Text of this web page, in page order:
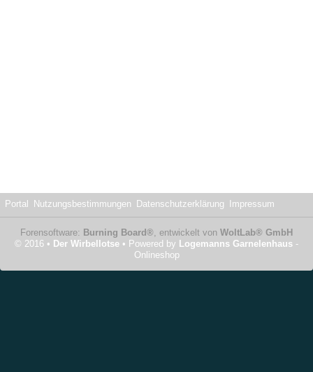
Portal Nutzungsbestimmungen Datenschutzerklärung Impressum
Forensoftware: Burning Board®, entwickelt von WoltLab® GmbH
© 2016 • Der Wirbellotse • Powered by Logemanns Garnelenhaus -
Onlineshop